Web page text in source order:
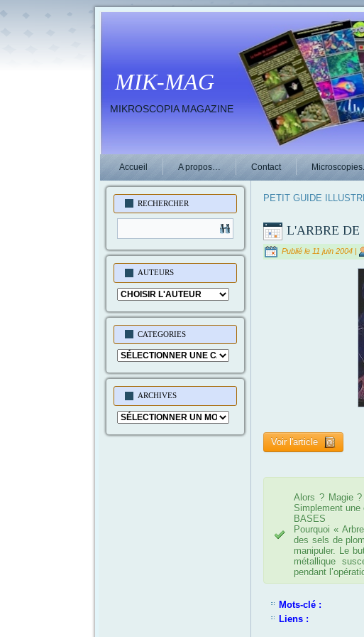
MIK-MAG
MIKROSCOPIA MAGAZINE
Accueil A propos… Contact
RECHERCHER
AUTEURS
CATEGORIES
Categories
ARCHIVES
Archives
PETIT GUIDE
L'ARBRE DE
Publié le 11 juin 2004 |
Voir l'article
Alors ? Magie
Simplement une
BASES
Pourquoi «
des sels de
manipuler. Le
métallique
pendant
Mots-clé :
Liens :